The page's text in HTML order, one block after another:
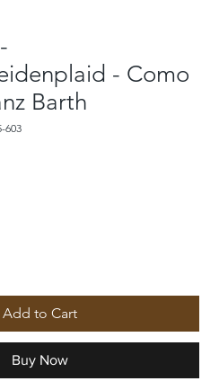
- Como
Barth
603
Add to Cart
Buy Now